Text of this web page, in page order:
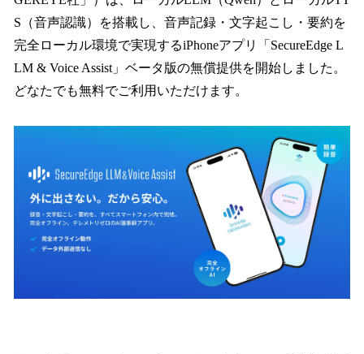
込
み
中
で
す
S（音声認識）を搭載し、音声記録・文字起こし・要約を
完全ローカル環境で実現するiPhoneアプリ「SecureEdge L
LM & Voice Assist」ベータ版の無償提供を開始しました。
どなたでも無料でご利用いただけます。